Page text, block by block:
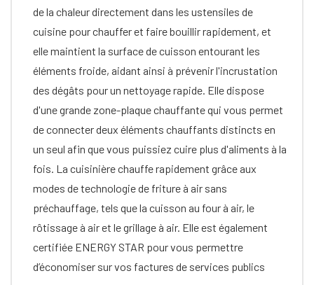
de la chaleur directement dans les ustensiles de
cuisine pour chauffer et faire bouillir rapidement, et
elle maintient la surface de cuisson entourant les
éléments froide, aidant ainsi à prévenir l'incrustation
des dégâts pour un nettoyage rapide. Elle dispose
d'une grande zone-plaque chauffante qui vous permet
de connecter deux éléments chauffants distincts en
un seul afin que vous puissiez cuire plus d'aliments à la
fois. La cuisinière chauffe rapidement grâce aux
modes de technologie de friture à air sans
préchauffage, tels que la cuisson au four à air, le
rôtissage à air et le grillage à air. Elle est également
certifiée ENERGY STAR pour vous permettre
d’économiser sur vos factures de services publics